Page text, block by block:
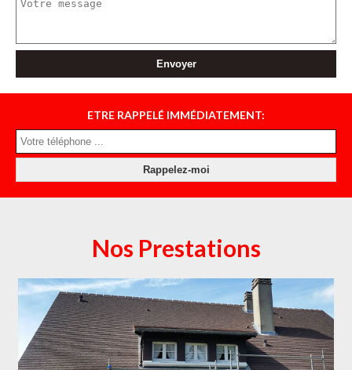
ETRE RAPPELÉ IMMÉDIATEMENT:
Nos Prestations